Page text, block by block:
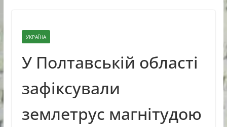
УКРАЇНА
У Полтавській області
зафіксували
землетрус магнітудою